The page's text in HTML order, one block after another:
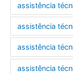
assistência
assistência
assistência
assistência